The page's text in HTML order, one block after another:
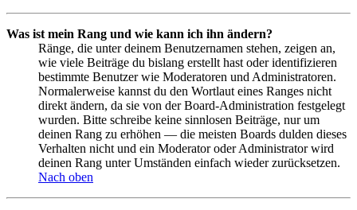
Was ist mein Rang und wie kann ich ihn ändern?
Ränge, die unter deinem Benutzernamen stehen, zeigen an,
wie viele Beiträge du bislang erstellt hast oder identifizieren
bestimmte Benutzer wie Moderatoren und Administratoren.
Normalerweise kannst du den Wortlaut eines Ranges nicht
direkt ändern, da sie von der Board-Administration festgelegt
wurden. Bitte schreibe keine sinnlosen Beiträge, nur um
deinen Rang zu erhöhen — die meisten Boards dulden dieses
Verhalten nicht und ein Moderator oder Administrator wird
deinen Rang unter Umständen einfach wieder zurücksetzen.
Nach oben